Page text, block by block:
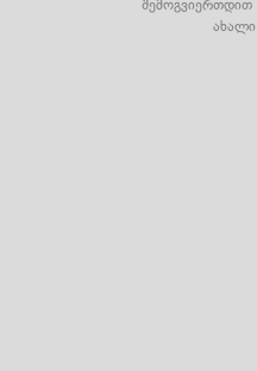
შემოგვიერთდით
ახალი